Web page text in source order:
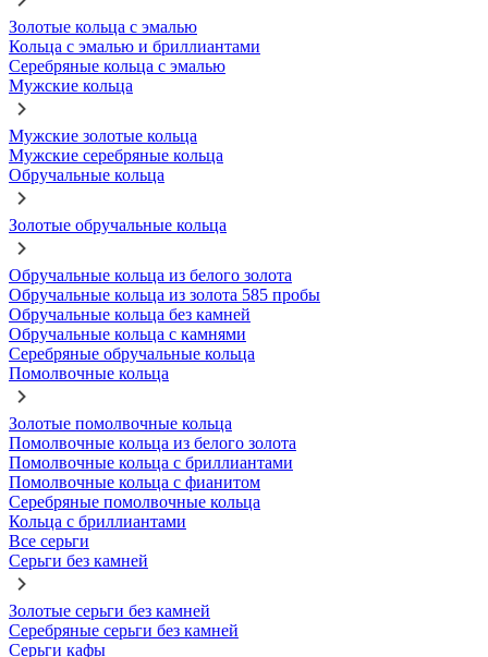
Золотые кольца с эмалью
Кольца с эмалью и бриллиантами
Серебряные кольца с эмалью
Мужские кольца
Мужские золотые кольца
Мужские серебряные кольца
Обручальные кольца
Золотые обручальные кольца
Обручальные кольца из белого золота
Обручальные кольца из золота 585 пробы
Обручальные кольца без камней
Обручальные кольца с камнями
Серебряные обручальные кольца
Помолвочные кольца
Золотые помолвочные кольца
Помолвочные кольца из белого золота
Помолвочные кольца с бриллиантами
Помолвочные кольца с фианитом
Серебряные помолвочные кольца
Кольца с бриллиантами
Все серьги
Серьги без камней
Золотые серьги без камней
Серебряные серьги без камней
Серьги кафы